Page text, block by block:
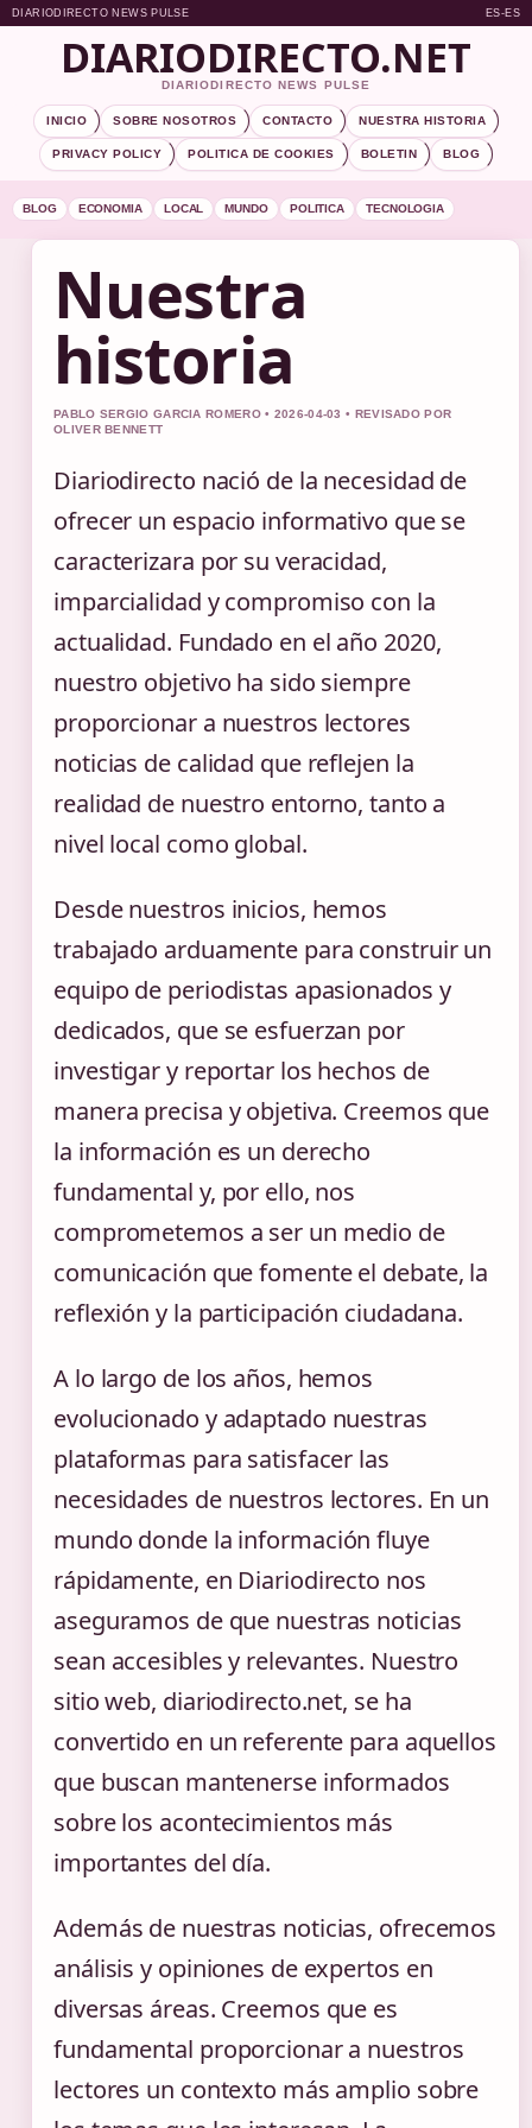
DIARIODIRECTO NEWS PULSE ES-ES
DIARIODIRECTO.NET
DIARIODIRECTO NEWS PULSE
INICIO SOBRE NOSOTROS CONTACTO NUESTRA HISTORIA
PRIVACY POLICY POLITICA DE COOKIES BOLETIN BLOG
BLOG ECONOMIA LOCAL MUNDO POLITICA TECNOLOGIA
Nuestra
historia
PABLO SERGIO GARCIA ROMERO • 2026-04-03 • REVISADO POR
OLIVER BENNETT
Diariodirecto nació de la necesidad de
ofrecer un espacio informativo que se
caracterizara por su veracidad,
imparcialidad y compromiso con la
actualidad. Fundado en el año 2020,
nuestro objetivo ha sido siempre
proporcionar a nuestros lectores
noticias de calidad que reflejen la
realidad de nuestro entorno, tanto a
nivel local como global.
Desde nuestros inicios, hemos
trabajado arduamente para construir un
equipo de periodistas apasionados y
dedicados, que se esfuerzan por
investigar y reportar los hechos de
manera precisa y objetiva. Creemos que
la información es un derecho
fundamental y, por ello, nos
comprometemos a ser un medio de
comunicación que fomente el debate, la
reflexión y la participación ciudadana.
A lo largo de los años, hemos
evolucionado y adaptado nuestras
plataformas para satisfacer las
necesidades de nuestros lectores. En un
mundo donde la información fluye
rápidamente, en Diariodirecto nos
aseguramos de que nuestras noticias
sean accesibles y relevantes. Nuestro
sitio web, diariodirecto.net, se ha
convertido en un referente para aquellos
que buscan mantenerse informados
sobre los acontecimientos más
importantes del día.
Además de nuestras noticias, ofrecemos
análisis y opiniones de expertos en
diversas áreas. Creemos que es
fundamental proporcionar a nuestros
lectores un contexto más amplio sobre